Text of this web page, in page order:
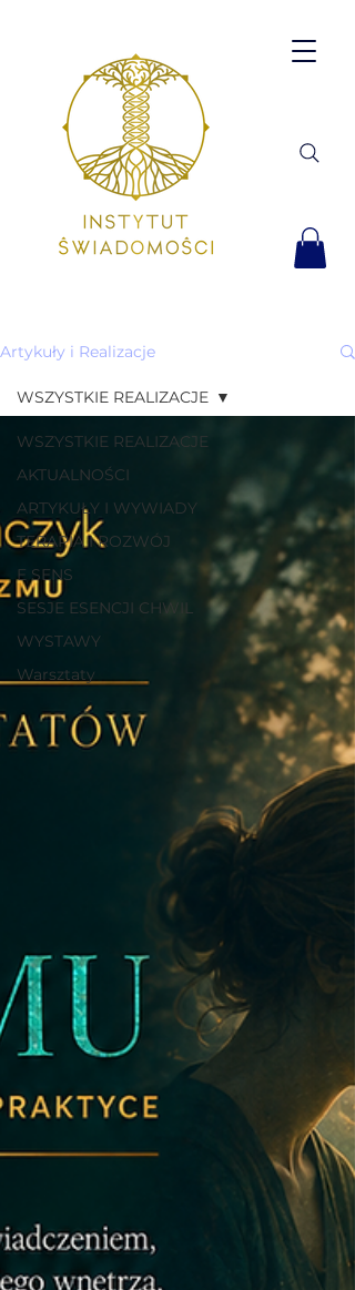
Artykuły i Realizacje
WSZYSTKIE REALIZACJE
AKTUALNOŚCI
ARTYKUŁY I WYWIADY
TERAPIA I ROZWÓJ
E SENS
SESJE ESENCJI CHWIL
WYSTAWY
Warsztaty
WSZYSTKIE REALIZACJE